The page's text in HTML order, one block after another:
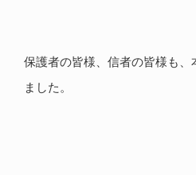
保護者の皆様、信者の皆様も、
ました。